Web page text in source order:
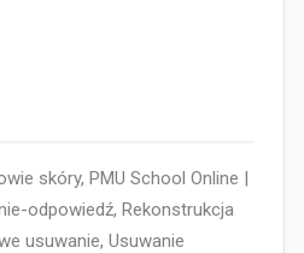
skóry, PMU School Online |
odpowiedź, Rekonstrukcja
usuwanie, Usuwanie